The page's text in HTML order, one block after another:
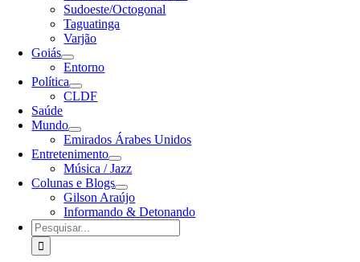
Sudoeste/Octogonal
Taguatinga
Varjão
Goiás
Entorno
Política
CLDF
Saúde
Mundo
Emirados Árabes Unidos
Entretenimento
Música / Jazz
Colunas e Blogs
Gilson Araújo
Informando & Detonando
Buscar
resultados
para: